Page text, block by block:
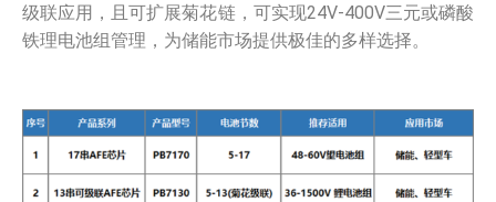
级联应用，且可扩展菊花链，可实现24V-400V三元或磷酸
铁理电池组管理，为储能市场提供极佳的多样选择。